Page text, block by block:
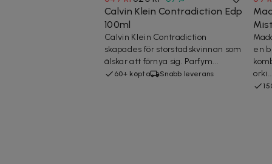
Calvin Klein Contradiction Edp
100ml
Calvin Klein Contradiction
skapades för storstadskvinnan som
älskar att förnya sig. Parfym...
60+ köpta Snabb leverans
en